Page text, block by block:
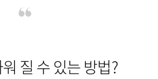
질 수 있는 방법?